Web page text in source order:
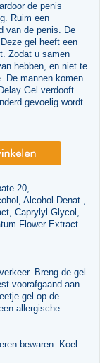
de penis
Ruim een
van de penis. De
gel heeft een
Zodat u samen
hebben, en niet te
De mannen komen
Gel verdooft
gevoelig wordt
20,
Alcohol Denat.,
Caprylyl Glycol,
Flower Extract.
Breng de gel
voorafgaand aan
gel op de
allergische
bewaren. Koel